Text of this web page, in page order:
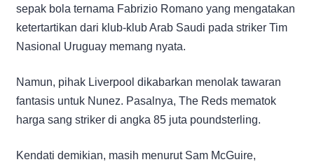
sepak bola ternama Fabrizio Romano yang mengatakan
ketertartikan dari klub-klub Arab Saudi pada striker Tim
Nasional Uruguay memang nyata.
Namun, pihak Liverpool dikabarkan menolak tawaran
fantasis untuk Nunez. Pasalnya, The Reds mematok
harga sang striker di angka 85 juta poundsterling.
Kendati demikian, masih menurut Sam McGuire,